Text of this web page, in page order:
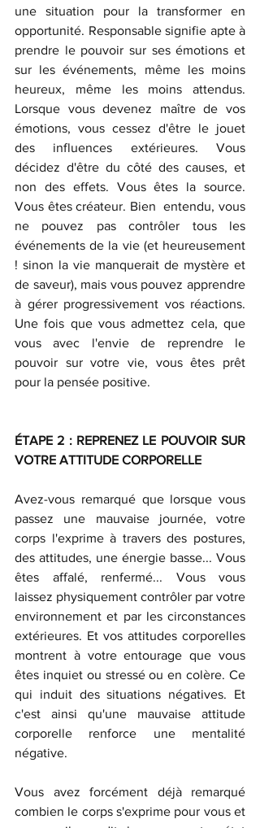
une situation pour la transformer en
opportunité. Responsable signifie apte à
prendre le pouvoir sur ses émotions et
sur les événements, même les moins
heureux, même les moins attendus.
Lorsque vous devenez maître de vos
émotions, vous cessez d'être le jouet
des influences extérieures. Vous
décidez d'être du côté des causes, et
non des effets. Vous êtes la source.
Vous êtes créateur. Bien  entendu, vous
ne pouvez pas contrôler tous les
événements de la vie (et heureusement
! sinon la vie manquerait de mystère et
de saveur), mais vous pouvez apprendre
à gérer progressivement vos réactions.
Une fois que vous admettez cela, que
vous avec l'envie de reprendre le
pouvoir sur votre vie, vous êtes prêt
pour la pensée positive.
ÉTAPE 2 : REPRENEZ LE POUVOIR SUR
VOTRE ATTITUDE CORPORELLE
Avez-vous remarqué que lorsque vous
passez une mauvaise journée, votre
corps l'exprime à travers des postures,
des attitudes, une énergie basse... Vous
êtes affalé, renfermé... Vous vous
laissez physiquement contrôler par votre
environnement et par les circonstances
extérieures. Et vos attitudes corporelles
montrent à votre entourage que vous
êtes inquiet ou stressé ou en colère. Ce
qui induit des situations négatives. Et
c'est ainsi qu'une mauvaise attitude
corporelle renforce une mentalité
négative.
Vous avez forcément déjà remarqué
combien le corps s'exprime pour vous et